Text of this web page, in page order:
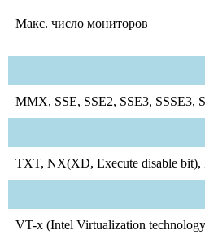
Макс. число мониторов
MMX, SSE, SSE2, SSE3, SSSE3,
TXT, NX(XD, Execute disable bit),
VT-x (Intel Virtualization